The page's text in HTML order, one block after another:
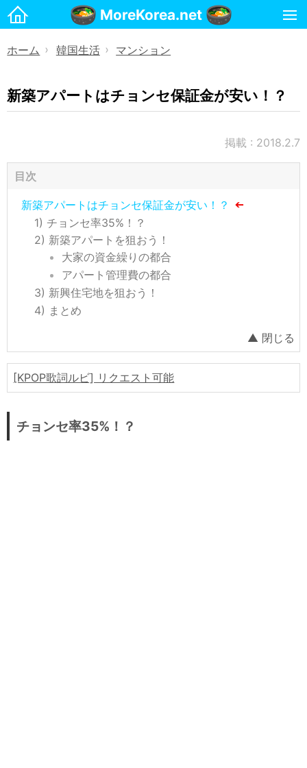
MoreKorea.net
お金
マンション
治安・安全
国際郵便(日本→韓国)
国際郵便(韓国→日本)
交通・運転
大学
美容整形
ホーム 》 韓国生活 》 マンション
新築アパートはチョンセ保証金が安い！？
掲載 : 2018.2.7
目次
新築アパートはチョンセ保証金が安い！？
チョンセ率35%！？
新築アパートを狙おう！
大家の資金繰りの都合
アパート管理費の都合
新興住宅地を狙おう！
まとめ
[KPOP歌詞ルビ] リクエスト可能
チョンセ率35%！？